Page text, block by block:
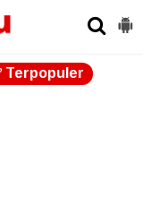
Terpopuler